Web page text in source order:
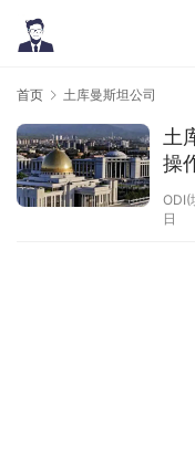
首页 土库曼斯坦公司
土
操
ODI(
日